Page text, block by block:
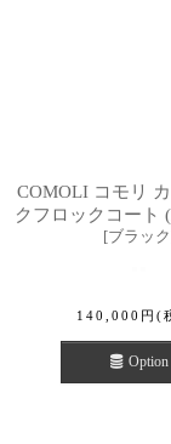
COMOLI コモリ
クフロックコート
[ブラック
140,000 円 (
Option